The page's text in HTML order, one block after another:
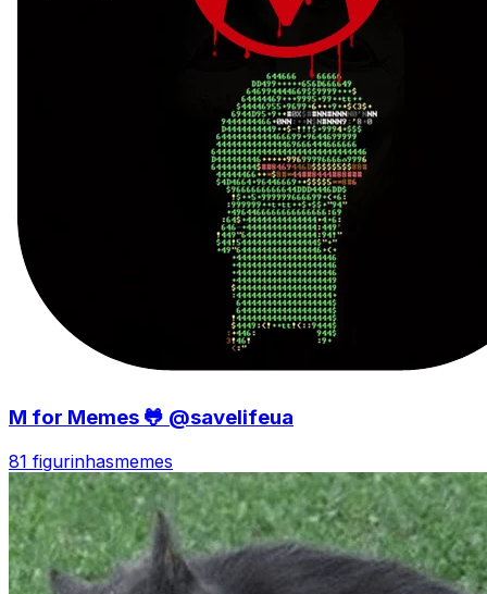
M for Memes 🐸 @savelifeua
81 figurinhasmemes